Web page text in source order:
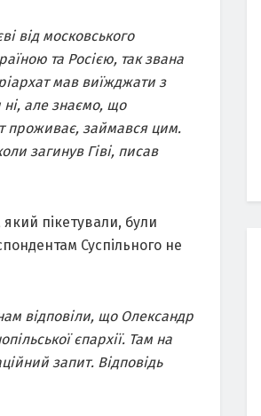
від московського
та Росією, так звана
мав виїжджати з
але знаємо, що
проживає, займався цим.
загинув Гіві, писав
пікетували, були
Суспільного не
відповіли, що Олександр
єпархії. Там на
запит. Відповідь